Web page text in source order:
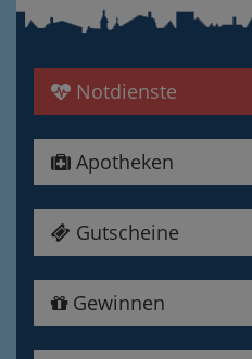
Notdienste
Apotheken
Gutscheine
Gewinnen